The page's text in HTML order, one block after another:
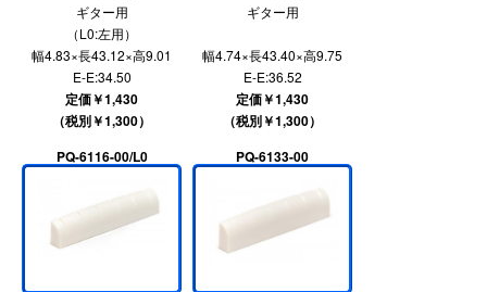
ギター用
（L0:左用）
幅4.83×長43.12×高9.01
E-E:34.50
定価￥1,430
（税別￥1,300）
ギター用
幅4.74×長43.40×高9.75
E-E:36.52
定価￥1,430
（税別￥1,300）
PQ-6116-00/L0
PQ-6133-00